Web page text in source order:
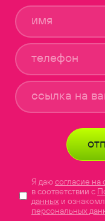
Я даюсогласие на
в соответствии с
данныхи
персональных